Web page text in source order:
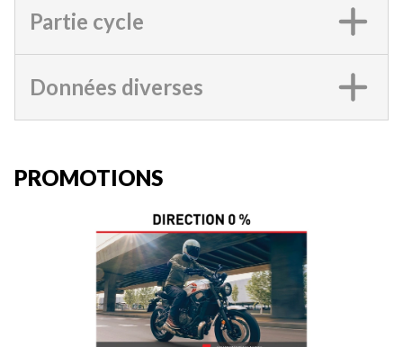
Partie cycle
Données diverses
PROMOTIONS